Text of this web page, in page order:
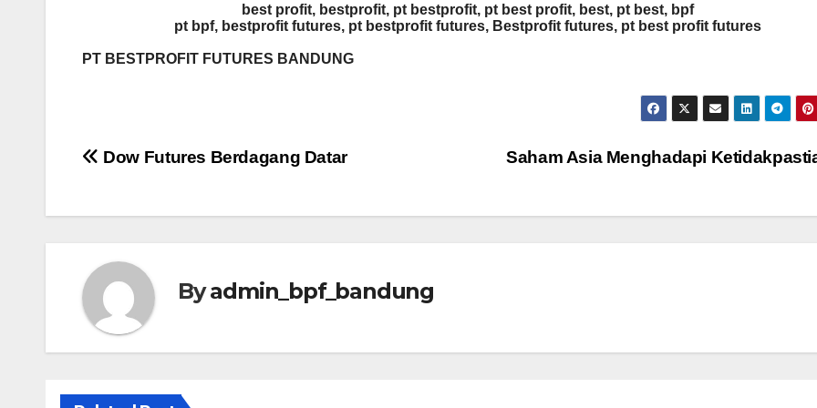
best profit, bestprofit, pt bestprofit, pt best profit, best, pt best, bpf
pt bpf, bestprofit futures, pt bestprofit futures, Bestprofit futures, pt best profit futures
PT BESTPROFIT FUTURES BANDUNG
Post
Saham Asia Menghadapi
Dow Futures Berdagang Datar
Byadmin_bpf_bandung